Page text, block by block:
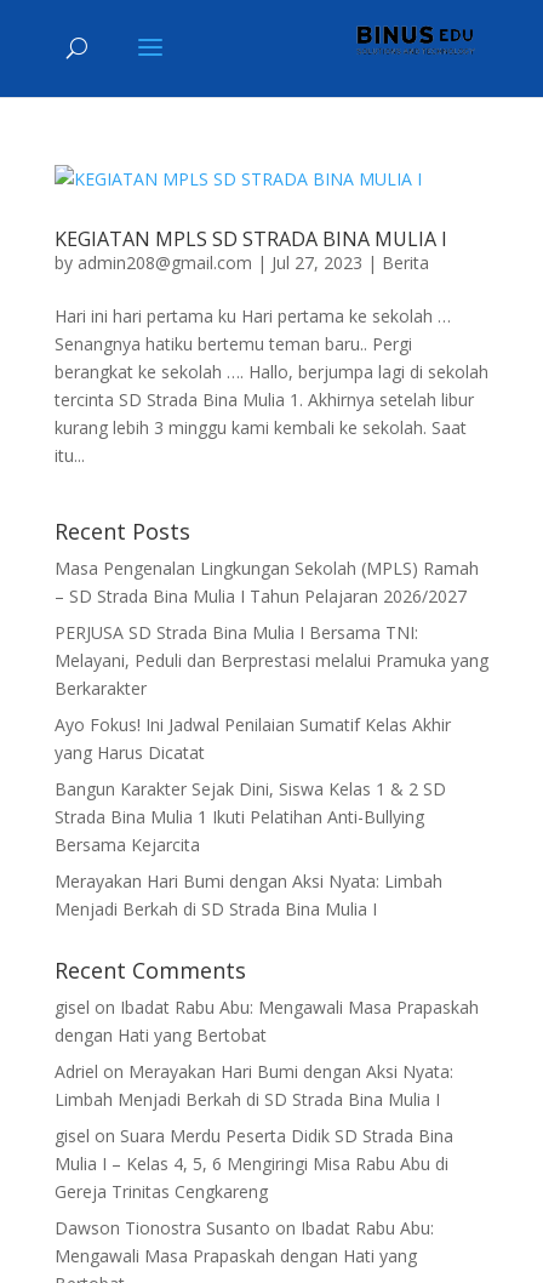
KEGIATAN MPLS SD STRADA BINA MULIA I
by admin208@gmail.com | Jul 27, 2023 | Berita
Hari ini hari pertama ku Hari pertama ke sekolah …
Senangnya hatiku bertemu teman baru.. Pergi
berangkat ke sekolah …. Hallo, berjumpa lagi di sekolah
tercinta SD Strada Bina Mulia 1. Akhirnya setelah libur
kurang lebih 3 minggu kami kembali ke sekolah. Saat
itu...
Recent Posts
Masa Pengenalan Lingkungan Sekolah (MPLS) Ramah
– SD Strada Bina Mulia I Tahun Pelajaran 2026/2027
PERJUSA SD Strada Bina Mulia I Bersama TNI:
Melayani, Peduli dan Berprestasi melalui Pramuka yang
Berkarakter
Ayo Fokus! Ini Jadwal Penilaian Sumatif Kelas Akhir
yang Harus Dicatat
Bangun Karakter Sejak Dini, Siswa Kelas 1 & 2 SD
Strada Bina Mulia 1 Ikuti Pelatihan Anti-Bullying
Bersama Kejarcita
Merayakan Hari Bumi dengan Aksi Nyata: Limbah
Menjadi Berkah di SD Strada Bina Mulia I
Recent Comments
gisel on Ibadat Rabu Abu: Mengawali Masa Prapaskah
dengan Hati yang Bertobat
Adriel on Merayakan Hari Bumi dengan Aksi Nyata:
Limbah Menjadi Berkah di SD Strada Bina Mulia I
gisel on Suara Merdu Peserta Didik SD Strada Bina
Mulia I – Kelas 4, 5, 6 Mengiringi Misa Rabu Abu di
Gereja Trinitas Cengkareng
Dawson Tionostra Susanto on Ibadat Rabu Abu:
Mengawali Masa Prapaskah dengan Hati yang